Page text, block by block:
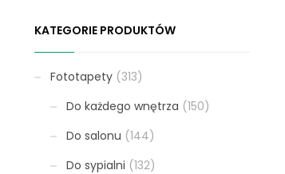
KATEGORIE PRODUKTÓW
Fototapety (313)
Do każdego wnętrza (150)
Do salonu (144)
Do sypialni (132)